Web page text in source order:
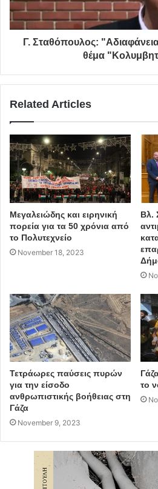
Γ. Σταθόπουλος:
θέμα
Related Articles
Μεγαλειώδης και ειρηνική
πορεία για τα 50 χρόνια από
το Πολυτεχνείο
November 18, 2023
Βλ.
Τετράωρες παύσεις πυρών
για την είσοδο
ανθρωπιστικής βοήθειας στη
Γάζα
November 9, 2023
το